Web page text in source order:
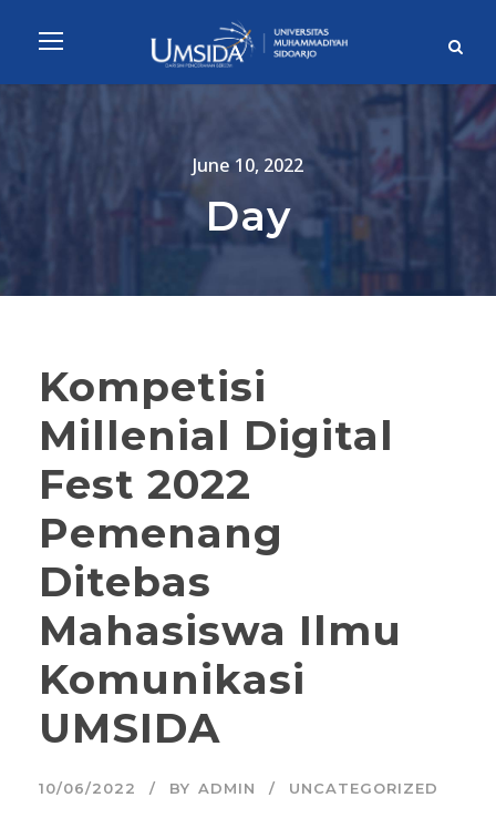
June 10, 2022
Day
Kompetisi
Millenial Digital
Fest 2022
Pemenang
Ditebas
Mahasiswa Ilmu
Komunikasi
UMSIDA
10/06/2022 BY ADMIN UNCATEGORIZED